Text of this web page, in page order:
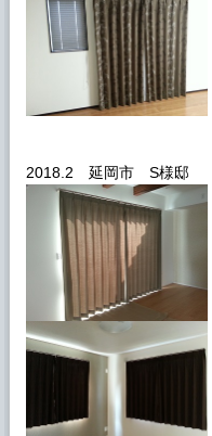
2018.2 延岡市 S様邸